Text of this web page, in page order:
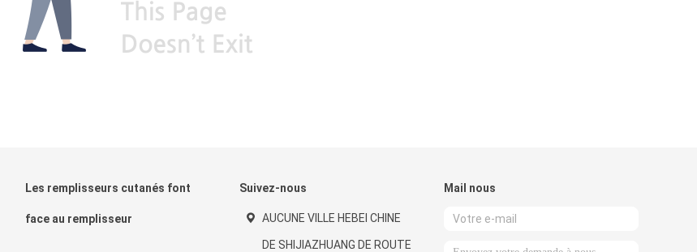
Les remplisseurs cutanés font
face au remplisseur
Suivez-nous
AUCUNE VILLE HEBEI CHINE
DE SHIJIAZHUANG DE ROUTE
Mail nous